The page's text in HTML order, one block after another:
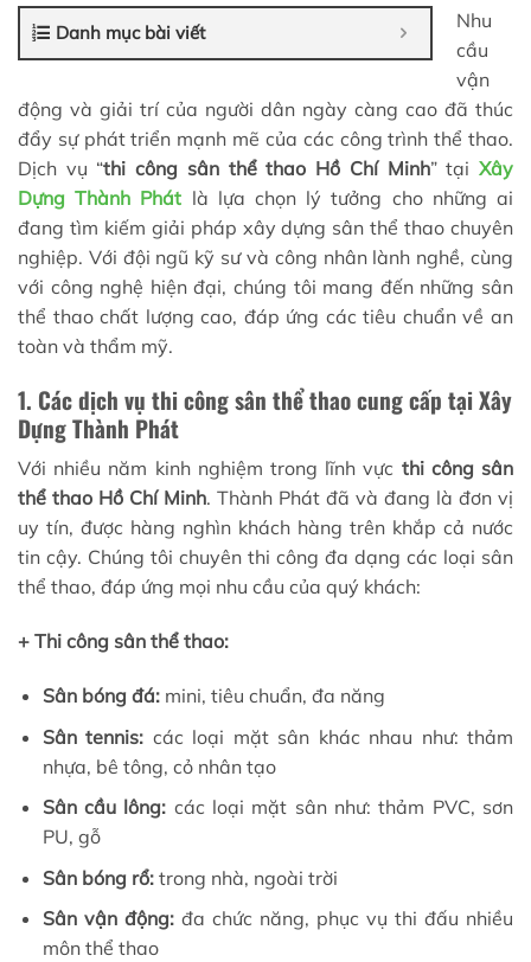
Danh mục bài viết
Nhu
cầu
vận
động và giải trí của người dân ngày càng cao đã thúc
đẩy sự phát triển mạnh mẽ của các công trình thể thao.
Dịch vụ “thi công sân thể thao Hồ Chí Minh” tạiXây
Dựng Thành Phát là lựa chọn lý tưởng cho những ai
đang tìm kiếm giải pháp xây dựng sân thể thao chuyên
nghiệp. Với đội ngũ kỹ sư và công nhân lành nghề, cùng
với công nghệ hiện đại, chúng tôi mang đến những sân
thể thao chất lượng cao, đáp ứng các tiêu chuẩn về an
toàn và thẩm mỹ.
1. Các dịch vụ thi công sân thể thao cung cấp tại Xây
Dựng Thành Phát
Với nhiều năm kinh nghiệm trong lĩnh vực thi công sân
thể thao Hồ Chí Minh. Thành Phát đã và đang là đơn vị
uy tín, được hàng nghìn khách hàng trên khắp cả nước
tin cậy. Chúng tôi chuyên thi công đa dạng các loại sân
thể thao, đáp ứng mọi nhu cầu của quý khách:
+ Thi công sân thể thao:
Sân bóng đá:mini, tiêu chuẩn, đa năng
Sân tennis: các loại mặt sân khác nhau như: thảm
nhựa, bê tông, cỏ nhân tạo
Sân cầu lông: các loại mặt sân như: thảm PVC, sơn
PU, gỗ
Sân bóng rổ:trong nhà, ngoài trời
Sân vận động:đa chức năng, phục vụ thi đấu nhiều
môn thể thao